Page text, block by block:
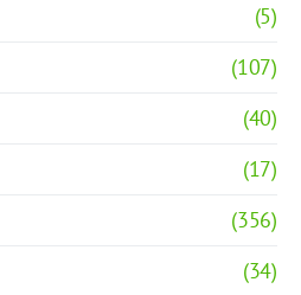
(5)
(107)
(40)
(17)
(356)
(34)